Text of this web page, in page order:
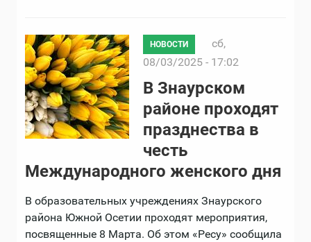
НОВОСТИ
сб,
08/03/2025 - 17:02
В Знаурском
районе проходят
празднества в
честь
Международного женского дня
В образовательных учреждениях Знаурского
района Южной Осетии проходят мероприятия,
посвященные 8 Марта. Об этом «Ресу» сообщила